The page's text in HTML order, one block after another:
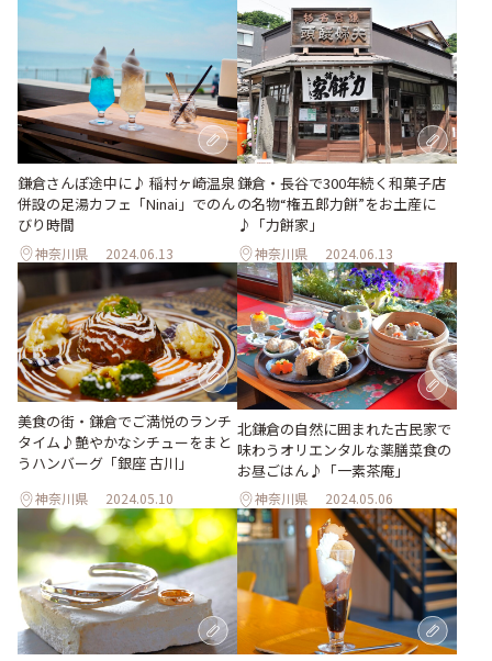
鎌倉さんぽ途中に♪ 稲村ヶ崎温泉
併設の足湯カフェ「Ninai」でのん
びり時間
神奈川県 2024.06.13
鎌倉・長谷で300年続く和菓子店
の名物“権五郎力餅”をお土産に
♪「力餅家」
神奈川県 2024.06.13
美食の街・鎌倉でご満悦のランチ
タイム♪艶やかなシチューをまと
うハンバーグ「銀座 古川」
神奈川県 2024.05.10
北鎌倉の自然に囲まれた古民家で
味わうオリエンタルな薬膳菜食の
お昼ごはん♪「一素茶庵」
神奈川県 2024.05.06